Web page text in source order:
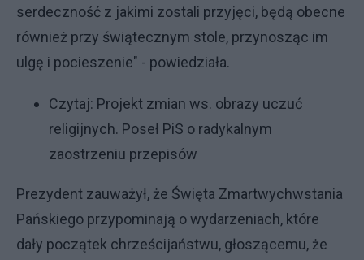
serdeczność z jakimi zostali przyjęci, będą obecne
również przy świątecznym stole, przynosząc im
ulgę i pocieszenie" - powiedziała.
Czytaj: Projekt zmian ws. obrazy uczuć
religijnych. Poseł PiS o radykalnym
zaostrzeniu przepisów
Prezydent zauważył, że Święta Zmartwychwstania
Pańskiego przypominają o wydarzeniach, które
dały początek chrześcijaństwu, głoszącemu, że